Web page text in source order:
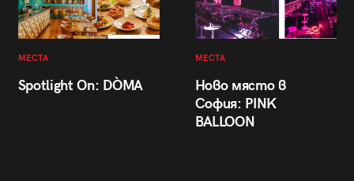
МЕСТА
Spotlight On: DÒMA
МЕСТА
Ново място в
София: PINK
BALLOON